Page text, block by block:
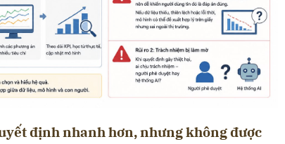
định nhanh hơn, nhưng không được